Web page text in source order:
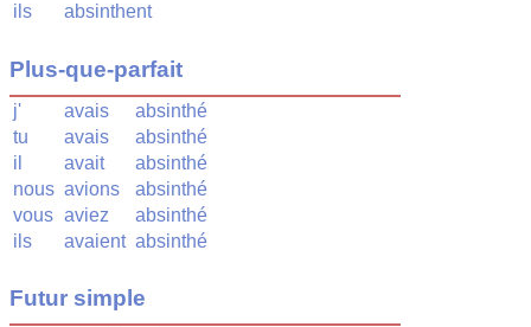
ils
absinthent
Plus-que-parfait
j' avais
absinthé
tu
avais
absinthé
il
avait
absinthé
nous avions
absinthé
vous aviez
absinthé
ils
avaient absinthé
Futur simple